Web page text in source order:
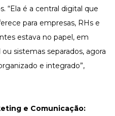
“Ela é a central digital que
para empresas, RHs e
estava no papel, em
sistemas separados, agora
e integrado”,
e Comunicação: